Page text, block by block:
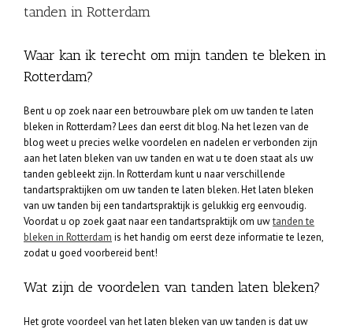
tanden in Rotterdam
Waar kan ik terecht om mijn tanden te bleken in
Rotterdam?
Bent u op zoek naar een betrouwbare plek om uw tanden te laten
bleken in Rotterdam? Lees dan eerst dit blog. Na het lezen van de
blog weet u precies welke voordelen en nadelen er verbonden zijn
aan het laten bleken van uw tanden en wat u te doen staat als uw
tanden gebleekt zijn. In Rotterdam kunt u naar verschillende
tandartspraktijken om uw tanden te laten bleken. Het laten bleken
van uw tanden bij een tandartspraktijk is gelukkig erg eenvoudig.
Voordat u op zoek gaat naar een tandartspraktijk om uwtanden te
bleken in Rotterdam is het handig om eerst deze informatie te lezen,
zodat u goed voorbereid bent!
Wat zijn de voordelen van tanden laten bleken?
Het grote voordeel van het laten bleken van uw tanden is dat uw